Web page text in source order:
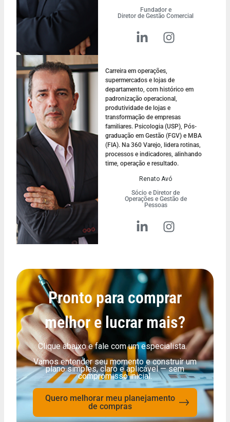
Fundador e
Diretor de Gestão Comercial
Carreira em operações,
supermercados e lojas de
departamento, com histórico em
padronização operacional,
produtividade de lojas e
transformação de empresas
familiares. Psicologia (USP), Pós-
graduação em Gestão (FGV) e MBA
(FIA). Na 360 Varejo, lidera rotinas,
processos e indicadores, alinhando
time, operação e resultado.
Renato Avó
Sócio e Diretor de
Operações e Gestão de
Pessoas
Pronto para comprar
melhor e lucrar mais?
Clique abaixo e fale com um especialista.
Vamos entender seu momento e construir um
plano simples, claro e aplicável — sem
compromisso inicial.
Quero melhorar meu planejamento
de compras